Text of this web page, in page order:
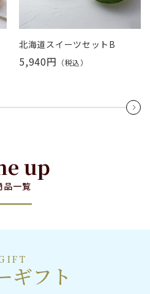
北海道スイーツセットB
5,940円 （税込）
up
品一覧
ギフト